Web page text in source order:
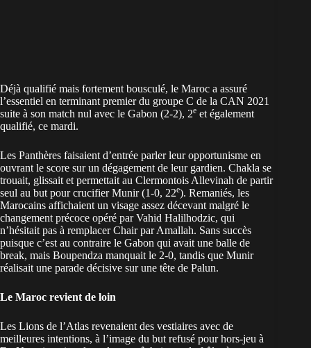
Déjà qualifié mais fortement bousculé, le Maroc a assuré
l’essentiel en terminant premier du groupe C de la CAN 2021
suite à son match nul avec le Gabon (2-2), 2e et également
qualifié, ce mardi.
Les Panthères faisaient d’entrée parler leur opportunisme en
ouvrant le score sur un dégagement de leur gardien. Chakla se
trouait, glissait et permettait au Clermontois Allevinah de partir
seul au but pour crucifier Munir (1-0, 22e). Remaniés, les
Marocains affichaient un visage assez décevant malgré le
changement précoce opéré par Vahid Halilhodzic, qui
n’hésitait pas à remplacer Chair par Amallah. Sans succès
puisque c’est au contraire le Gabon qui avait une balle de
break, mais Boupendza manquait le 2-0, tandis que Munir
réalisait une parade décisive sur une tête de Palun.
Le Maroc revient de loin
Les Lions de l’Atlas revenaient des vestiaires avec de
meilleures intentions, à l’image du but refusé pour hors-jeu à